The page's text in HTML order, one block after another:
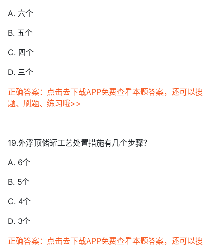
A. 六个
B. 五个
C. 四个
D. 三个
正确答案：点击去下载APP免费查看本题答案，还可以搜
题、刷题、练习哦>>
19.外浮顶储罐工艺处置措施有几个步骤？
A. 6个
B. 5个
C. 4个
D. 3个
正确答案：点击去下载APP免费查看本题答案，还可以搜